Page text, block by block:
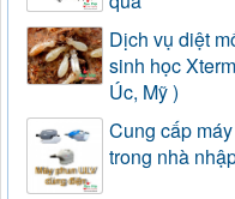
Dịch vụ diệt
sinh học
Úc, Mỹ )
Cung cấp
trong nhà